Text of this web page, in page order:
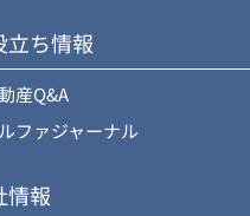
立ち情報
産Q&A
ファジャーナル
情報